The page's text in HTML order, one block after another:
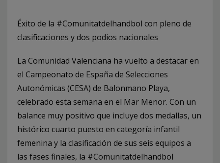
Éxito de la #Comunitatdelhandbol con pleno de
clasificaciones y dos podios nacionales
La Comunidad Valenciana ha vuelto a destacar en
el Campeonato de España de Selecciones
Autonómicas (CESA) de Balonmano Playa,
celebrado esta semana en el Mar Menor. Con un
balance muy positivo que incluye dos medallas, un
histórico cuarto puesto en categoría infantil
femenina y la clasificación de sus seis equipos a
las fases finales, la #Comunitatdelhandbol